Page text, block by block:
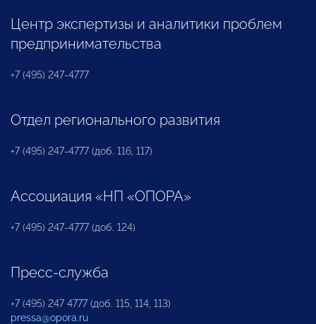
Центр экспертизы и аналитики проблем
предпринимательства
+7 (495) 247-4777
Отдел регионального развития
+7 (495) 247-4777 (доб. 116, 117)
Ассоциация «НП «ОПОРА»
+7 (495) 247-4777 (доб. 124)
Пресс-служба
+7 (495) 247 4777 (доб. 115, 114, 113)
pressa@opora.ru